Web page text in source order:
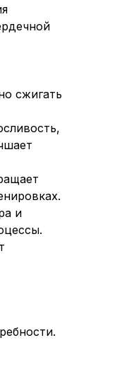
сжигать
и